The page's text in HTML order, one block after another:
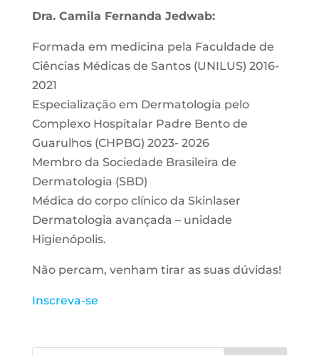
Dra. Camila Fernanda Jedwab:
Formada em medicina pela Faculdade de
Ciências Médicas de Santos (UNILUS) 2016-
2021
Especialização em Dermatologia pelo
Complexo Hospitalar Padre Bento de
Guarulhos (CHPBG) 2023- 2026
Membro da Sociedade Brasileira de
Dermatologia (SBD)
Médica do corpo clínico da Skinlaser
Dermatologia avançada – unidade
Higienópolis.
Não percam, venham tirar as suas dúvidas!
Inscreva-se